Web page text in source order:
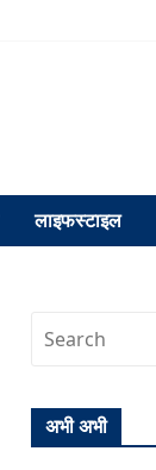
लाइफस्टाइल
अभी अभी